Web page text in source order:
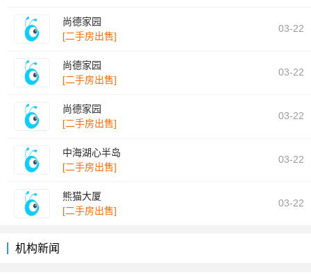
尚德家园
[二手房出售]
03-22
尚德家园
[二手房出售]
03-22
尚德家园
[二手房出售]
03-22
中海湖心半岛
[二手房出售]
03-22
熊猫大厦
[二手房出售]
03-22
机构新闻